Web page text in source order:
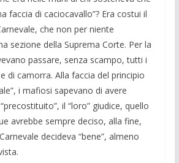
faccia di caciocavallo”? Era costui il
che non per niente
sezione della Suprema Corte. Per la
passare, senza scampo, tutti i
di camorra. Alla faccia del principio
i mafiosi sapevano di avere
il “loro” giudice, quello
avrebbe sempre deciso, alla fine,
decideva “bene”, almeno